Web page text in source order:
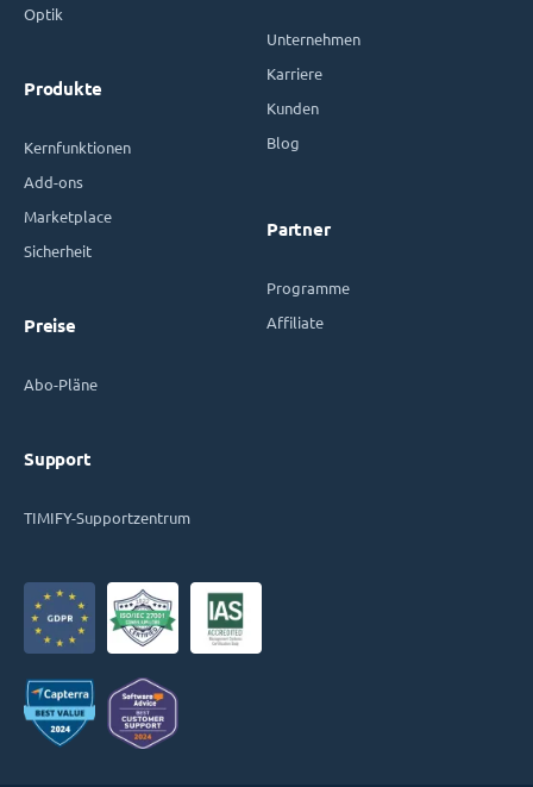
Optik
Produkte
Kernfunktionen
Add-ons
Marketplace
Sicherheit
Preise
Abo-Pläne
Support
TIMIFY-Supportzentrum
Unternehmen
Karriere
Kunden
Blog
Partner
Programme
Affiliate